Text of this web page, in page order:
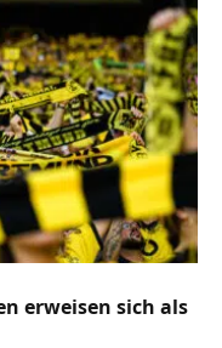
erweisen sich als